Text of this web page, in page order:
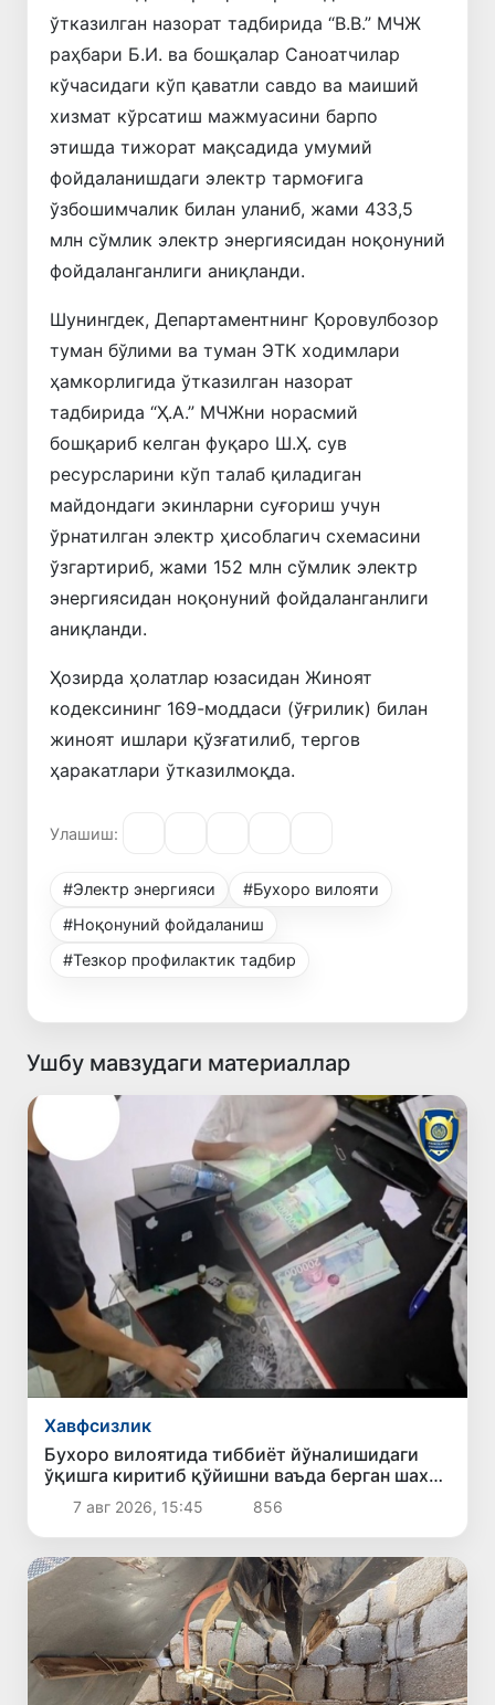
ўтказилган назорат тадбирида “B.B.” МЧЖ
раҳбари Б.И. ва бошқалар Саноатчилар
кўчасидаги кўп қаватли савдо ва маиший
хизмат кўрсатиш мажмуасини барпо
этишда тижорат мақсадида умумий
фойдаланишдаги электр тармоғига
ўзбошимчалик билан уланиб, жами 433,5
млн сўмлик электр энергиясидан ноқонуний
фойдаланганлиги аниқланди.
Шунингдек, Департаментнинг Қоровулбозор
туман бўлими ва туман ЭТК ходимлари
ҳамкорлигида ўтказилган назорат
тадбирида “Ҳ.А.” МЧЖни норасмий
бошқариб келган фуқаро Ш.Ҳ. сув
ресурсларини кўп талаб қиладиган
майдондаги экинларни суғориш учун
ўрнатилган электр ҳисоблагич схемасини
ўзгартириб, жами 152 млн сўмлик электр
энергиясидан ноқонуний фойдаланганлиги
аниқланди.
Ҳозирда ҳолатлар юзасидан Жиноят
кодексининг 169-моддаси (ўғрилик) билан
жиноят ишлари қўзғатилиб, тергов
ҳаракатлари ўтказилмоқда.
Улашиш:
#Электр энергияси
#Бухоро вилояти
#Ноқонуний фойдаланиш
#Тезкор профилактик тадбир
Ушбу мавзудаги материаллар
Хавфсизлик
Бухоро вилоятида тиббиёт йўналишидаги
ўқишга киритиб қўйишни ваъда берган шахс
ушланди
7 авг 2026, 15:45 856